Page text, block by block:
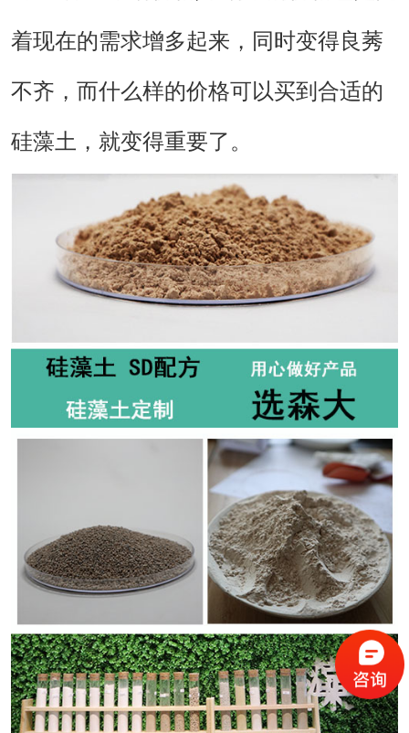
着现在的需求增多起来，同时变得良莠
不齐，而什么样的价格可以买到合适的
硅藻土，就变得重要了。